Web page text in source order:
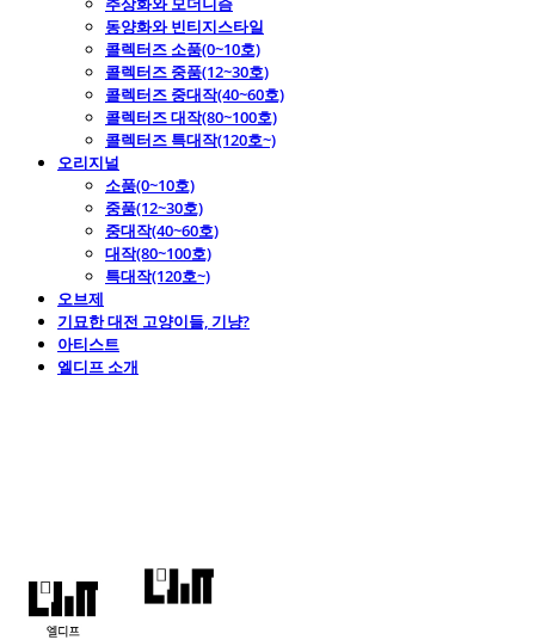
동양화와 빈티지스타일
콜렉터즈 소품(0~10호)
콜렉터즈 중품(12~30호)
콜렉터즈 중대작(40~60호)
콜렉터즈 대작(80~100호)
콜렉터즈 특대작(120호~)
오리지널
소품(0~10호)
중품(12~30호)
중대작(40~60호)
대작(80~100호)
특대작(120호~)
오브제
기묘한 대전 고양이들, 기냥?
아티스트
엘디프 소개